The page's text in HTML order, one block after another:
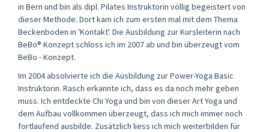
in Bern und bin als dipl. Pilates Instruktorin völlig begeistert von
dieser Methode. Dort kam ich zum ersten mal mit dem Thema
Beckenboden in 'Kontakt'. Die Ausbildung zur Kursleiterin nach
BeBo® Konzept schloss ich im 2007 ab und bin überzeugt vom
BeBo - Konzept.
Im 2004 absolvierte ich die Ausbildung zur Power-Yoga Basic
Instruktorin. Rasch erkannte ich, dass es da noch mehr geben
muss. Ich entdeckte Chi Yoga und bin von dieser Art Yoga und
dem Aufbau vollkommen überzeugt, dass ich mich immer noch
fortlaufend ausbilde. Zusätzlich liess ich mich weiterbilden für